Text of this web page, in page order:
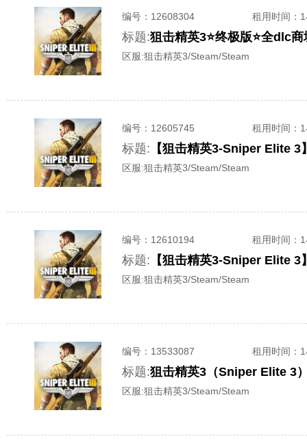
编号： 12608304 租用时间 ：
标题:狙击精英3⭐终极版⭐全dlc
区服:狙击精英3/Steam/Steam
编号： 12605745 租用时间 ：
标题: 【狙击精英3-Sniper Elite
区服:狙击精英3/Steam/Steam
编号： 12610194 租用时间 ：
标题: 【狙击精英3-Sniper Elite
区服:狙击精英3/Steam/Steam
编号： 13533087 租用时间 ：
标题:狙击精英3（Sniper Elite 3
区服:狙击精英3/Steam/Steam